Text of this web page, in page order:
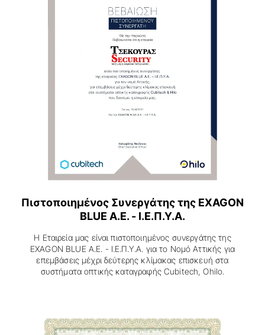
Πιστοποιημένος Συνεργάτης της EXAGON
BLUE A.E. - Ι.Ε.Π.Υ.Α.
Η Εταιρεία μας είναι πιστοποιημένος συνεργάτης της
EXAGON BLUE A.E. - Ι.Ε.Π.Υ.Α. για το Νομό Αττικής για
επεμβάσεις μέχρι δεύτερης κλίμακας επισκευή στα
συστήματα οπτικής καταγραφής Cubitech, Ohilo.